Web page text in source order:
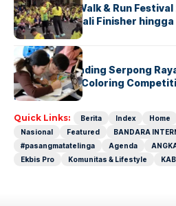
Tangsel Fun Walk & Run
Keluhkan Medali Finisher
BERITAINDEX
Atria Hotel Gading Serpong
Lewat Family Coloring
Indonesia
Quick Links: Berita Index Home
Nasional
Featured
BANDARA
#pasangmatatelinga
Agenda
Ekbis Pro
Komunitas & Lifestyle